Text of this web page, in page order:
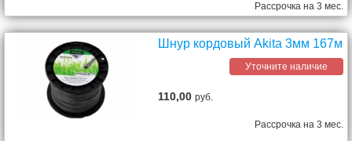
Рассрочка на 3 мес.
Шнур кордовый Akita 3мм 167м
Уточните наличие
110,00руб.
Рассрочка на 3 мес.